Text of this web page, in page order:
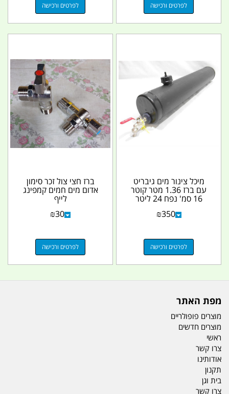
לפרטים ורכישה לפרטים ורכישה
מיכל צינור מים גיבריט
עם ברז 1.36 מטר קוטר
16 סמ' נפח 24 ליטר
₪350
לפרטים ורכישה
ברז חצי צול זכר סימון
אדום מים חמים קמפינג
לייף
₪30
לפרטים ורכישה
מפת האתר
מוצרים פופולריים
מוצרים חדשים
ראשי
צרו קשר
אודותינו
תקנון
בית וגן
צרו קשר